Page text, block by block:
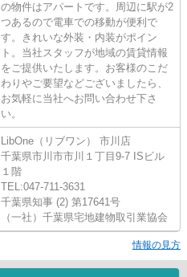
の物件はアパートです。周辺に駅が2
つあるので電車での移動が便利で
す。きれいな外装・内装がポイン
ト。当社スタッフが地域の賃貸情報
をご提供いたします。お客様のこだ
わりやご要望などございましたら、
お気軽に当社へお問い合わせ下さ
い。
LibOne（リブワン） 市川店
千葉県市川市市川１丁目9-7 ISビル
１階
TEL:047-711-3631
千葉県知事 (2) 第17641号
（一社）千葉県宅地建物取引業協会
情報の見方